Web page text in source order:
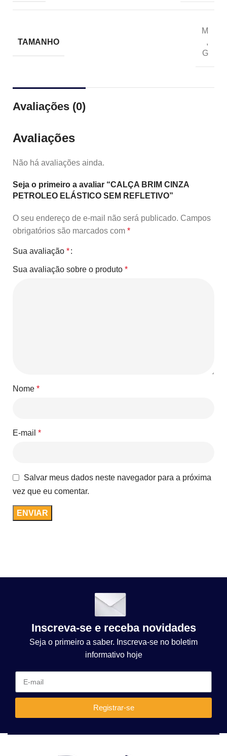
TAMANHO
M
,
G
Avaliações (0)
Avaliações
Não há avaliações ainda.
Seja o primeiro a avaliar “CALÇA BRIM CINZA
PETROLEO ELÁSTICO SEM REFLETIVO”
O seu endereço de e-mail não será publicado. Campos
obrigatórios são marcados com *
Sua avaliação *
Sua avaliação sobre o produto *
Nome *
E-mail *
Salvar meus dados neste navegador para a próxima
vez que eu comentar.
Inscreva-se e receba novidades
Seja o primeiro a saber. Inscreva-se no boletim
informativo hoje
Registrar-se